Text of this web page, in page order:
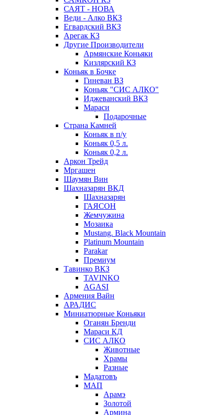
САЯТ - НОВА
Веди - Алко ВКЗ
Егвардский ВКЗ
Арегак КЗ
Другие Производители
Армянские Коньяки
Кизлярский КЗ
Коньяк в Бочке
Гиневан ВЗ
Коньяк "СИС АЛКО"
Иджеванский ВКЗ
Мараси
Подарочные
Страна Камней
Коньяк в п/у
Коньяк 0,5 л.
Коньяк 0,2 л.
Аркон Трейд
Мргашен
Шаумян Вин
Шахназарян ВКД
Шахназарян
ГАЯСОН
Жемчужина
Мозаика
Mustang. Black Mountain
Platinum Mountain
Parakar
Премиум
Тавинко ВКЗ
TAVINKO
AGASI
Армения Вайн
АРАДИС
Миниатюрные Коньяки
Оганян Бренди
Мараси КД
СИС АЛКО
Животные
Храмы
Разные
Мадатовъ
МАП
Арамэ
Золотой
Армина